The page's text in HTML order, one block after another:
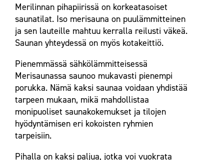
Merilinnan pihapiirissä on korkeatasoiset
saunatilat. Iso merisauna on puulämmitteinen
ja sen lauteille mahtuu kerralla reilusti väkeä.
Saunan yhteydessä on myös kotakeittiö.
Pienemmässä sähkölämmitteisessä
Merisaunassa saunoo mukavasti pienempi
porukka. Nämä kaksi saunaa voidaan yhdistää
tarpeen mukaan, mikä mahdollistaa
monipuoliset saunakokemukset ja tilojen
hyödyntämisen eri kokoisten ryhmien
tarpeisiin.
Pihalla on kaksi paljua, jotka voi vuokrata